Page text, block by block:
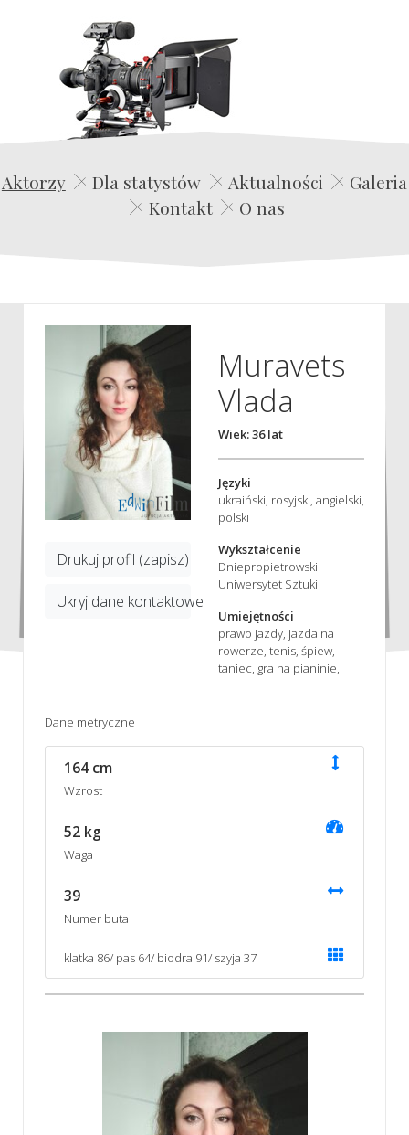
Edwin Film Agencja Aktorska
Aktorzy Dla statystów Aktualności
Galeria
Kontakt
O nas
Drukuj profil (zapisz)
Ukryj dane kontaktowe
Muravets
Vlada
Wiek: 36 lat
Języki
ukraiński, rosyjski, angielski,
polski
Wykształcenie
Dniepropietrowski
Uniwersytet Sztuki
Umiejętności
prawo jazdy, jazda na
rowerze, tenis, śpiew,
taniec, gra na pianinie,
Dane metryczne
164 cm
Wzrost
52 kg
Waga
39
Numer buta
klatka 86/ pas 64/ biodra 91/ szyja 37